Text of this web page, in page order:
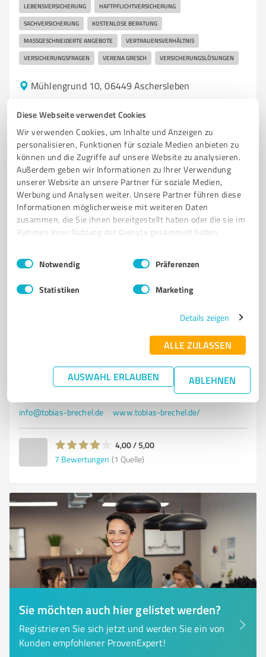
Diese Webseite verwendet Cookies
Wir verwenden Cookies, um Inhalte und Anzeigen zu
personalisieren, Funktionen für soziale Medien anbieten zu
können und die Zugriffe auf unsere Website zu analysieren.
Außerdem geben wir Informationen zu Ihrer Verwendung
unserer Website an unsere Partner für soziale Medien,
Werbung und Analysen weiter. Unsere Partner führen diese
Informationen möglicherweise mit weiteren Daten
zusammen, die Sie ihnen bereitgestellt haben oder die sie im
Rahmen Ihrer Nutzung der Dienste gesammelt haben.
Impressum Datenschutzbestimmungen
Einwilligungsauswahl
Notwendig Präferenzen
Statistiken Marketing
Details zeigen
ALLE ZULASSEN
AUSWAHL ERLAUBEN ABLEHNEN
LEBENSVERSICHERUNG HAFTPFLICHTVERSICHERUNG
SACHVERSICHERUNG KOSTENLOSE BERATUNG
MASSGESCHNEIDERTE ANGEBOTE VERTRAUENSVERHÄLTNIS
VERSICHERUNGSFRAGEN VERENA GRESCH VERSICHERUNGSLÖSUNGEN
Mühlengrund 10, 06449 Aschersleben
info@versicherungsmakler-verena-fuhrmann.de
5,00 / 5,00
1Bewertung (1 Quelle)
4 Versicherungsdienstleistungen
Unabhängiger Versicherungsmakler in Giersleben für
IMMOBILIENFINANZIERUNG
INDIVIDUELLE BERATUNG
PRIVATE KRANKENVERSICHERUNG
GEWERBEVERSICHERUNG VERMÖGENSSICHERUNG
info@tobias-brechel.de www.tobias-brechel.de/
4,00 / 5,00
7 Bewertungen (1 Quelle)
Sie möchten auch hier gelistet werden?
Registrieren Sie sich jetzt und werden Sie ein von
Kunden empfohlener ProvenExpert!